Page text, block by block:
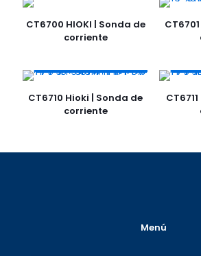
CT6700 HIOKI | Sonda de
corriente
CT6710 Hioki | Sonda de
corriente
Menú